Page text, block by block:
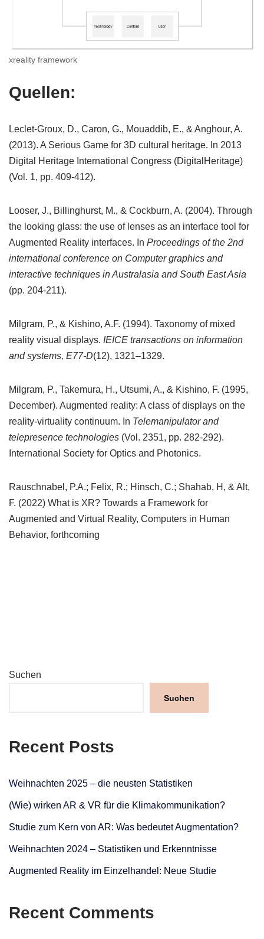
xreality framework
Quellen:
Leclet-Groux, D., Caron, G., Mouaddib, E., & Anghour, A.
(2013). A Serious Game for 3D cultural heritage. In 2013
Digital Heritage International Congress (DigitalHeritage)
(Vol. 1, pp. 409-412).
Looser, J., Billinghurst, M., & Cockburn, A. (2004). Through
the looking glass: the use of lenses as an interface tool for
Augmented Reality interfaces. In Proceedings of the 2nd
international conference on Computer graphics and
interactive techniques in Australasia and South East Asia
(pp. 204-211).
Milgram, P., & Kishino, A.F. (1994). Taxonomy of mixed
reality visual displays. IEICE transactions on information
and systems, E77-D(12), 1321–1329.
Milgram, P., Takemura, H., Utsumi, A., & Kishino, F. (1995,
December). Augmented reality: A class of displays on the
reality-virtuality continuum. In Telemanipulator and
telepresence technologies (Vol. 2351, pp. 282-292).
International Society for Optics and Photonics.
Rauschnabel, P.A.; Felix, R.; Hinsch, C.; Shahab, H, & Alt,
F. (2022) What is XR? Towards a Framework for
Augmented and Virtual Reality, Computers in Human
Behavior, forthcoming
Suchen
Suchen
Recent Posts
Weihnachten 2025 – die neusten Statistiken
(Wie) wirken AR & VR für die Klimakommunikation?
Studie zum Kern von AR: Was bedeutet Augmentation?
Weihnachten 2024 – Statistiken und Erkenntnisse
Augmented Reality im Einzelhandel: Neue Studie
Recent Comments